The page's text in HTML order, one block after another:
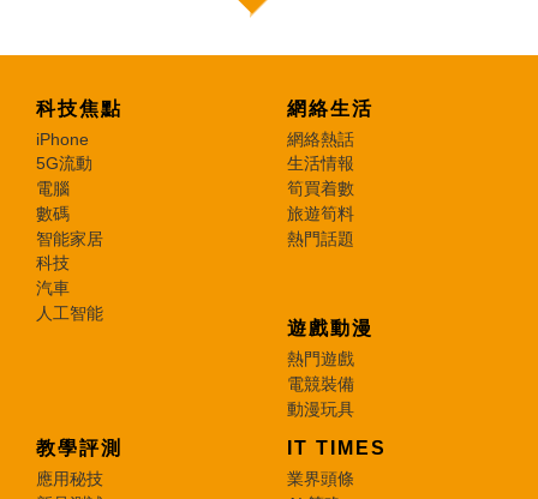
科技焦點
iPhone
5G流動
電腦
數碼
智能家居
科技
汽車
人工智能
網絡生活
網絡熱話
生活情報
筍買着數
旅遊筍料
熱門話題
遊戲動漫
熱門遊戲
電競裝備
動漫玩具
教學評測
應用秘技
IT TIMES
業界頭條